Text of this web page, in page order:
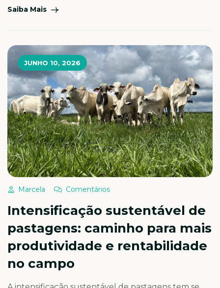
eficiência produtiva, reduzir custos e mitigar riscos
rural torna-se essencial […]
Saiba Mais
JUNHO 10, 2026
Marcela Comentários
Intensificação sustentável de
pastagens: caminho para mais
produtividade e rentabilidade
no campo